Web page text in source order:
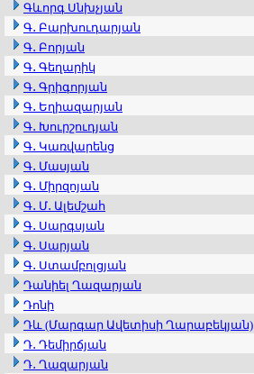
Գևորգ Սնխչյան
Գ․ Բարխուդարյան
Գ․ Բորյան
Գ․ Գեղարիկ
Գ․ Գրիգորյան
Գ․ Եղիազարյան
Գ․ Խուրշուդյան
Գ․ Կառվարենց
Գ․ Մասյան
Գ․ Միրզոյան
Գ․ Մ․ Ալեմշահ
Գ․ Սարգսյան
Գ․ Սարյան
Գ․ Ստամբոլցյան
Դանիել Ղազարյան
Դոնի
Դև (Մարգար Ավետիսի Ղարաբեկյան)
Դ․ Դեմիրճյան
Դ․ Ղազարյան